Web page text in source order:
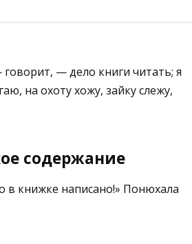
— дело книги читать; я
на охоту хожу, зайку слежу,
содержание
в книжке написано!» Понюхала